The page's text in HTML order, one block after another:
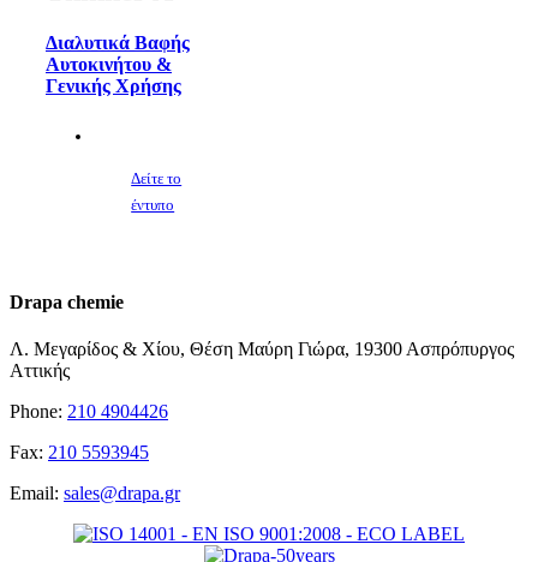
Διαλυτικά Βαφής
Αυτοκινήτου &
Γενικής Χρήσης
Δείτε το
έντυπο
Drapa chemie
Λ. Μεγαρίδος & Χίου, Θέση Μαύρη Γιώρα, 19300 Ασπρόπυργος
Αττικής
Phone: 210 4904426
Fax: 210 5593945
Email: sales@drapa.gr